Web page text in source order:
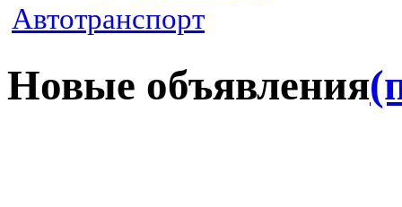
Автотранспорт
Новые объявления